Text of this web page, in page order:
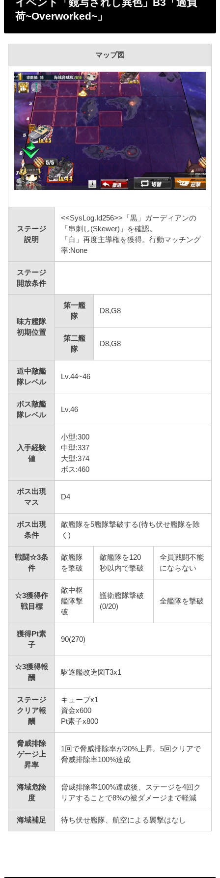
イベント「鏡写されし異色」B3「過負
荷~Overworked~」
マップ図
ステージ
説明
<<SysLog.Id256>>「黒」ガーディアンの
「串刺し(Skewer)」を確認。
「白」再度主導権を獲得。行動マッチング
率:None
ステージ
開放条件
味方艦隊
初期位置
第一艦
隊
D8,G8
第二艦
隊
D8,G8
道中敵艦
隊レベル
Lv.44~46
ボス敵艦
隊レベル
Lv.46
入手経験
値
小型:300
中型:337
大型:374
ボス:460
ボス出現
マス
D4
ボス出現
条件
敵艦隊を5艦隊撃破する(待ち伏せ艦隊を除
く)
戦闘☆3条
件
敵艦隊
を撃破
敵艦隊を120
秒以内で撃破
全員戦闘不能
にならない
☆3獲得作
戦目標
敵中枢
艦隊撃
破
護衛艦隊撃破
(0/20)
全艦隊を撃破
獲得Pt素
子
90(270)
☆3獲得報
酬
駆逐艦改造図T3x1
ステージ
クリア報
酬
キューブx1
資金x600
Pt素子x800
脅威排除
ゲージ上
昇率
1回で脅威排除率が20%上昇。5回クリアで
脅威排除率100%達成
海域危険
度
脅威排除率100%達成後、ステージを4回ク
リアすることで8%の被ダメージまで軽減
海域補足 待ち伏せ艦隊、航空による襲撃はなし